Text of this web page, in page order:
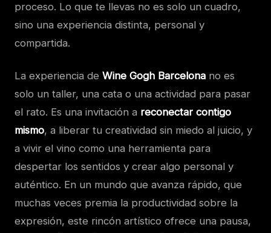
proceso. Lo que te llevas no es solo un cuadro,
sino una experiencia distinta, personal y
compartida.
La experiencia de Wine Gogh Barcelona no es
solo un taller, una cata o una actividad para pasar
el rato. Es una invitación a reconectar contigo
mismo, a liberar tu creatividad sin miedo al juicio, y
a vivir el vino como una herramienta para
despertar los sentidos y crear algo personal y
auténtico. En un mundo que avanza rápido, que
muchas veces premia la productividad sobre la
expresión, este rincón artístico ofrece una pausa,